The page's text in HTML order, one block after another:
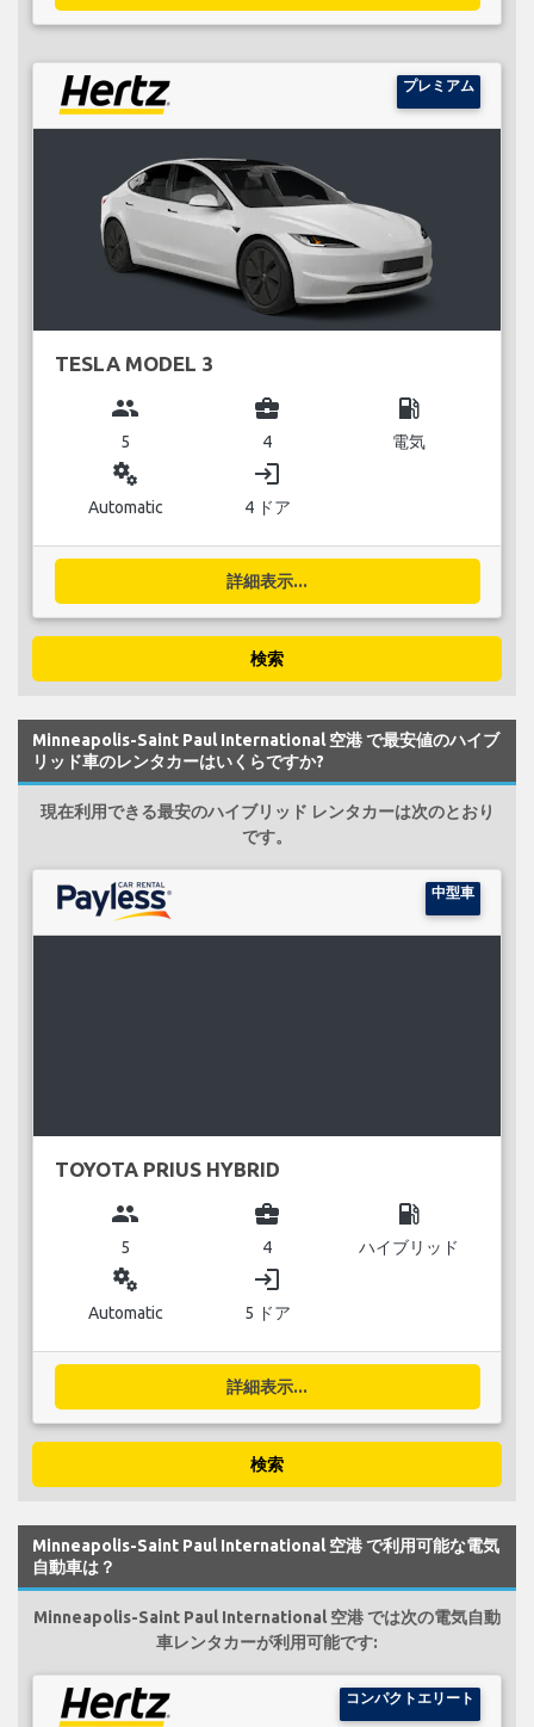
プレミアム
TESLA MODEL 3
group
5
business_center
4
local_gas_station
電気
miscellaneous_services
Automatic
login
4 ドア
詳細表示...
検索
Minneapolis-Saint Paul International 空港 で最安値のハイブ
リッド車のレンタカーはいくらですか?
現在利用できる最安のハイブリッド レンタカーは次のとおり
です。
中型車
TOYOTA PRIUS HYBRID
group
5
business_center
4
local_gas_station
ハイブリッド
miscellaneous_services
Automatic
login
5 ドア
詳細表示...
検索
Minneapolis-Saint Paul International 空港 で利用可能な電気
自動車は？
Minneapolis-Saint Paul International 空港 では次の電気自動
車レンタカーが利用可能です:
コンパクトエリート